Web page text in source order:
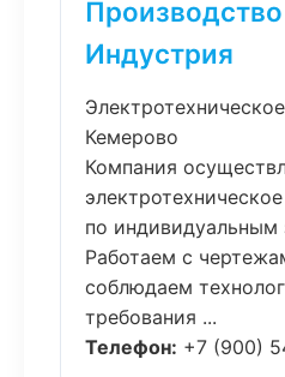
Индустрия
Кемерово
Компания
по индивидуальным
Работаем с
соблюдаем
требования ...
Телефон: +7 (900)